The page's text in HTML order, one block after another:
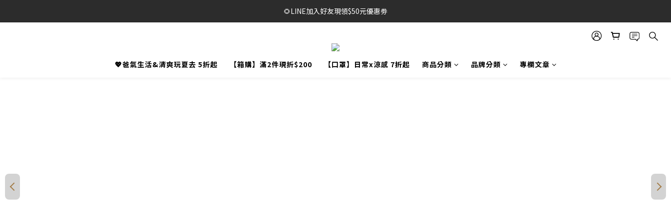
🔥1元限時體驗｜多款明星商品限量開放，售完不補！
🌻LINE加入好友現領$50元優惠劵
💖爸氣生活&清爽玩夏去 5折起
【箱購】滿2件現折$200 【口罩】日常x涼感 7折起 商品分類 品牌分類 專欄文章